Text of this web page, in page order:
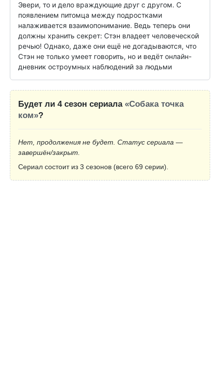
Эвери, то и дело враждующие друг с другом. С
появлением питомца между подростками
налаживается взаимопонимание. Ведь теперь они
должны хранить секрет: Стэн владеет человеческой
речью! Однако, даже они ещё не догадываются, что
Стэн не только умеет говорить, но и ведёт онлайн-
дневник остроумных наблюдений за людьми
Будет ли 4 сезон сериала «Собака точка
ком»?
Нет, продолжения не будет. Статус сериала —
завершён/закрыт.
Сериал состоит из 3 сезонов (всего 69 серии).